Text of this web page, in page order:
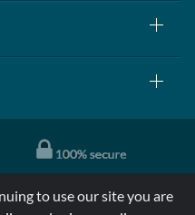
食品医療局により評価されて
to use our site you are